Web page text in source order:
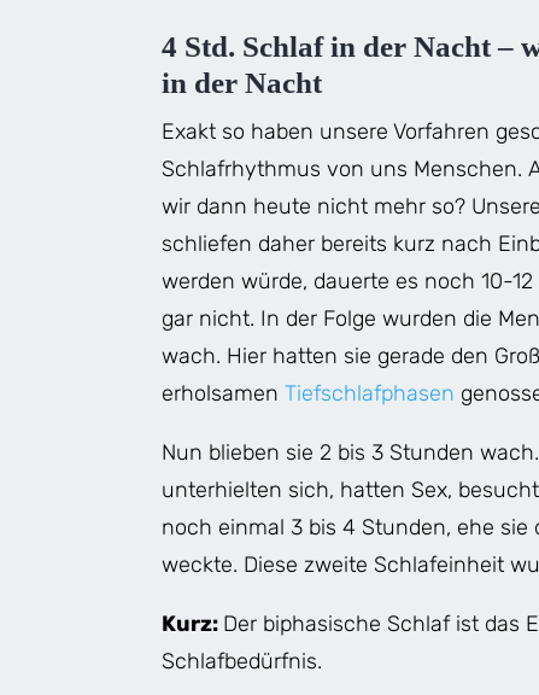
4 Std. Schlaf in der Nacht –
in der Nacht
Exakt so haben unsere Vorfahren
Schlafrhythmus von uns Menschen.
wir dann heute nicht mehr so?
schliefen daher bereits kurz nach
werden würde, dauerte es noch 10-
gar nicht. In der Folge wurden die
wach. Hier hatten sie gerade den
erholsamenTiefschlafphasen
Nun blieben sie 2 bis 3 Stunden
unterhielten sich, hatten Sex,
noch einmal 3 bis 4 Stunden, ehe
weckte. Diese zweite Schlafeinheit
Kurz: Der biphasische Schlaf ist das
Schlafbedürfnis.